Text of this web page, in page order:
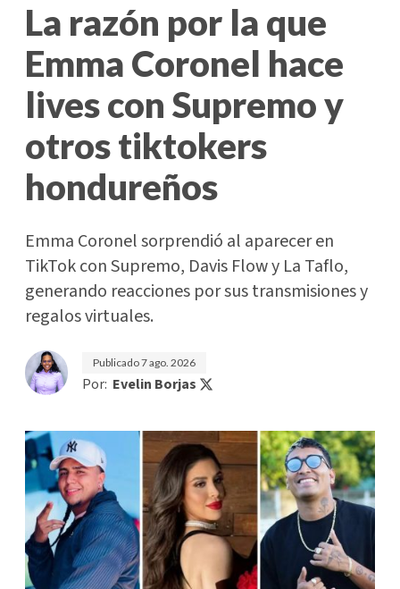
La razón por la que
Emma Coronel hace
lives con Supremo y
otros tiktokers
hondureños
Emma Coronel sorprendió al aparecer en
TikTok con Supremo, Davis Flow y La Taflo,
generando reacciones por sus transmisiones y
regalos virtuales.
Publicado7 ago. 2026
Por: Evelin Borjas